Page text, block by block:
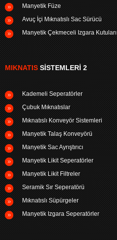
Manyetik Füze
Avuç İçi Mıknatıslı Sac Sürücü
Manyetik Çekmeceli Izgara Kutuları
MIKNATISSISTEMLERI 2
Kademeli Seperatörler
Çubuk Mıknatıslar
Mıknatıslı Konveyör Sistemleri
Manyetik Talaş Konveyörü
Manyetik Sac Ayrıştırıcı
Manyetik Likit Seperatörler
Manyetik Likit Filtreler
Seramik Sır Seperatörü
Mıknatıslı Süpürgeler
Manyetik Izgara Seperatörler